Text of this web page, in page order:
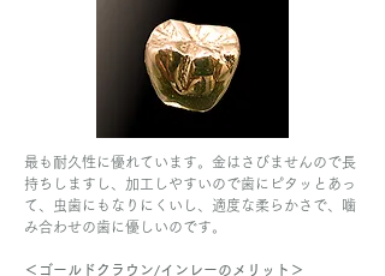
最も耐久性に優れています。金はさびませんので長
持ちしますし、加工しやすいので歯にピタッとあっ
て、虫歯にもなりにくいし、適度な柔らかさで、噛
み合わせの歯に優しいのです。
＜ゴールドクラウン/インレーのメリット＞